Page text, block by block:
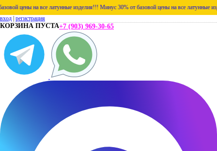
цены на все латунные изделия!!! Минус 30% от базовой цены на все латунные
вход регистрация
КОРЗИНА ПУСТА+7 (903) 969-30-65